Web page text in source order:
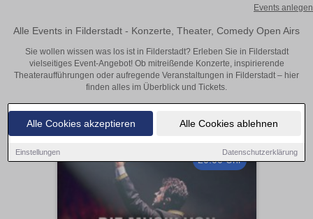
Alle Cookies akzeptieren Alle Cookies ablehnen
Einstellungen Datenschutzerklärung
Events anlegen
Alle Events in Filderstadt - Konzerte, Theater, Comedy Open Airs
Sie wollen wissen was los ist in Filderstadt? Erleben Sie in Filderstadt
vielseitiges Event-Angebot! Ob mitreißende Konzerte, inspirierende
Theateraufführungen oder aufregende Veranstaltungen in Filderstadt – hier
finden alles im Überblick und Tickets.
20:00 Uhr